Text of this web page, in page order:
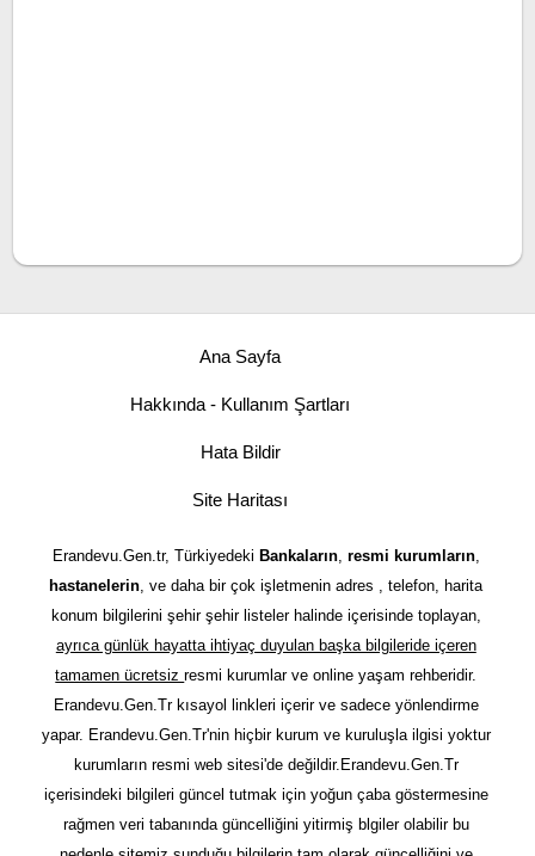
Ana Sayfa
Hakkında - Kullanım Şartları
Hata Bildir
Site Haritası
Erandevu.Gen.tr, Türkiyedeki Bankaların, resmi kurumların,
hastanelerin, ve daha bir çok işletmenin adres , telefon, harita
konum bilgilerini şehir şehir listeler halinde içerisinde toplayan,
ayrıca günlük hayatta ihtiyaç duyulan başka bilgileride içeren
tamamen ücretsizresmi kurumlar ve online yaşam rehberidir.
Erandevu.Gen.Tr kısayol linkleri içerir ve sadece yönlendirme
yapar. Erandevu.Gen.Tr'nin hiçbir kurum ve kuruluşla ilgisi yoktur
kurumların resmi web sitesi'de değildir.Erandevu.Gen.Tr
içerisindeki bilgileri güncel tutmak için yoğun çaba göstermesine
rağmen veri tabanında güncelliğini yitirmiş blgiler olabilir bu